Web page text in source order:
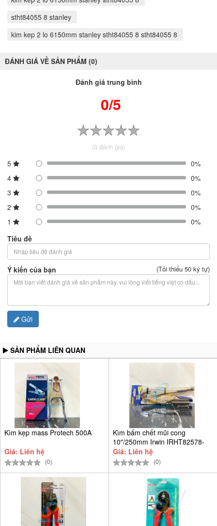
stht84055 8 stanley
kim kep 2 lo 6150mm stanley stht84055 8 stht84055 8
ĐÁNH GIÁ VỀ SẢN PHẨM (0)
Đánh giá trung bình
0/5
(0 đánh giá)
5
0%
4
0%
3
0%
2
0%
1
0%
Tiêu đề
Ý kiến của bạn (Tối thiểu 50 ký tự)
Gửi
SẢN PHẨM LIÊN QUAN
Kìm kẹp mass Protech 500A
Giá: Liên hệ
(0)
Kìm bấm chết mũi cong
10"/250mm Irwin IRHT82578-
SH
Giá: Liên hệ
(0)